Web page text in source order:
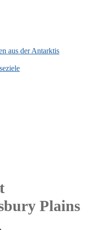
aus der Antarktis
Plains